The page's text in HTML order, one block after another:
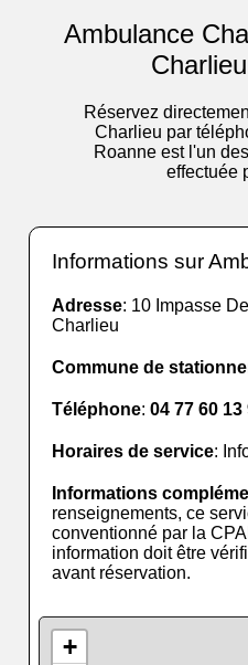
Ambulance
Réservez
Charlieu par
Roanne est l'un
effectuée
Informations sur
Adresse: 10 Impasse
Charlieu
Commune de
Téléphone:04 77 60 13
Horaires de service:
Informations
renseignements, ce
conventionné par la
information doit être
avant réservation.
+